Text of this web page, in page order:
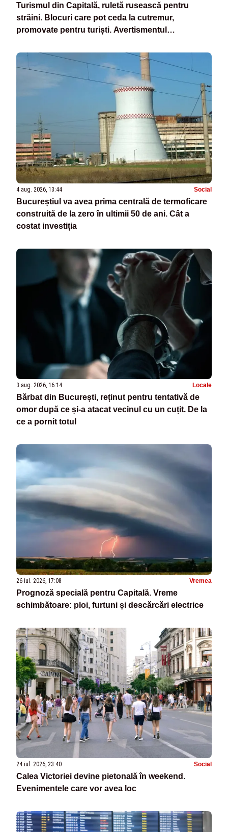
Turismul din Capitală, ruletă rusească pentru
străini. Blocuri care pot ceda la cutremur,
promovate pentru turiști. Avertismentul
4 aug. 2026, 13:44 Social
Bucureștiul va avea prima centrală de termoficare
construită de la zero în ultimii 50 de ani. Cât a
costat investiția
3 aug. 2026, 16:14 Locale
Bărbat din București, reținut pentru tentativă de
omor după ce și-a atacat vecinul cu un cuțit. De la
ce a pornit totul
26 iul. 2026, 17:08 Vremea
Prognoză specială pentru Capitală. Vreme
schimbătoare: ploi, furtuni și descărcări electrice
24 iul. 2026, 23:40 Social
Calea Victoriei devine pietonală în weekend.
Evenimentele care vor avea loc